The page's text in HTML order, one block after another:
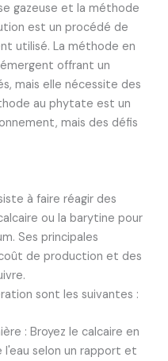
gazeuse et la méthode
est un procédé de
utilisé. La méthode en
offrant un
mais elle nécessite des
au phytate est un
mais des défis
à faire réagir des
ou la barytine pour
Ses principales
de production et des
sont les suivantes :
: Broyez le calcaire en
selon un rapport et